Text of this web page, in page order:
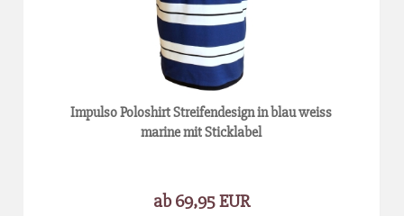
Impulso Poloshirt Streifendesign in blau weiss
marine mit Sticklabel
ab 69,95 EUR